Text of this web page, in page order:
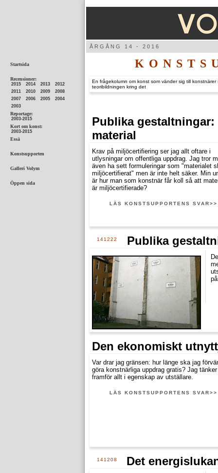
ÅRGÅNG
En frågekolumn om konst som vänder sig till
teoribildningen kring det
Publika
material
Krav på miljöcertifiering ser jag allt oftare i
utlysningar om offentliga uppdrag. Jag tror
även ha sett formuleringar som "materialet
miljöcertifierat" men är inte helt säker. Min
är hur man som konstnär får koll så att
är miljöcertifierade?
LÄS KONSTSUPPORTENS SVAR>>
141222 Publika
Den ekonomiskt
Var drar jag gränsen: hur länge ska jag
göra konstnärliga uppdrag gratis? Jag
framför allt i egenskap av utställare.
LÄS KONSTSUPPORTENS SVAR>>
141208 Det